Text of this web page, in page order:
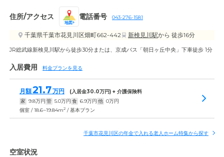
住所/アクセス
地図
電話番号 043-276-1581
千葉県千葉市花見川区畑町662-442 新検見川駅から 徒歩16分
JR総武線新検見川駅から徒歩30分または、京成バス「朝日ヶ丘中央」下車徒歩 1分
入居費用 料金プランを見る
月額21.7万円 (入居金30.0万円) + 介護保険料
家 9.8万円 管 5.0万円 食 6.9万円 他 0万円
個室 / 18.6~19.84m2 / 基本プラン
千葉市花見川区の年金で入れる老人ホーム特集から探す
空室状況